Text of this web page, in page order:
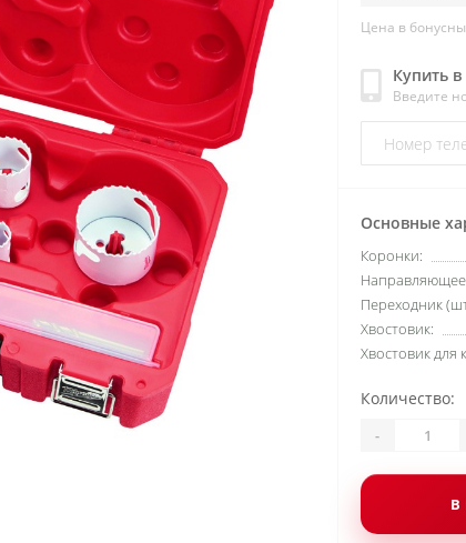
Цена в
Купить
Введите
Основные
Коронки:
Переходник
Хвостовик:
Хвостовик
Количество:
-
В